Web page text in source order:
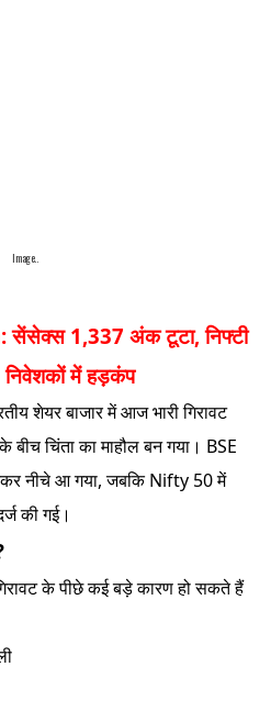
Image..
1,337 अंक टूटा, निफ्टी
में हड़कंप
शेयर बाजार में आज भारी गिरावट
चिंता का माहौल बन गया। BSE
नीचे आ गया, जबकि Nifty 50 में
की गई।
के पीछे कई बड़े कारण हो सकते हैं